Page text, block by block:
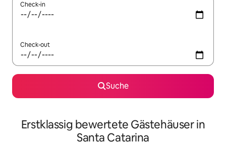
Check-in
Check-out
Suche
Erstklassig bewertete Gästehäuser in
Santa Catarina